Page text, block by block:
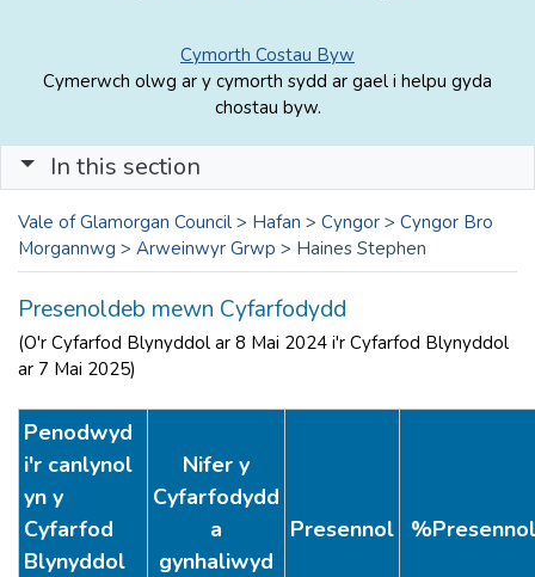
Cymorth Costau Byw
Cymerwch olwg ar y cymorth sydd ar gael i helpu gyda
chostau byw.
In this section
Vale of Glamorgan Council > Hafan > Cyngor > Cyngor Bro
Morgannwg > Arweinwyr Grwp > Haines Stephen
Presenoldeb mewn Cyfarfodydd
(O'r Cyfarfod Blynyddol ar 8 Mai 2024 i'r Cyfarfod Blynyddol
ar 7 Mai 2025)
Penodwyd
i'r canlynol
yn y
Cyfarfod
Blynyddol
Nifer y
Cyfarfodydd
a
gynhaliwyd
Presennol